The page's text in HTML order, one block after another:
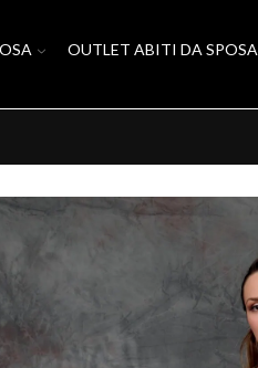
OUTLET ABITI DA SPOSA